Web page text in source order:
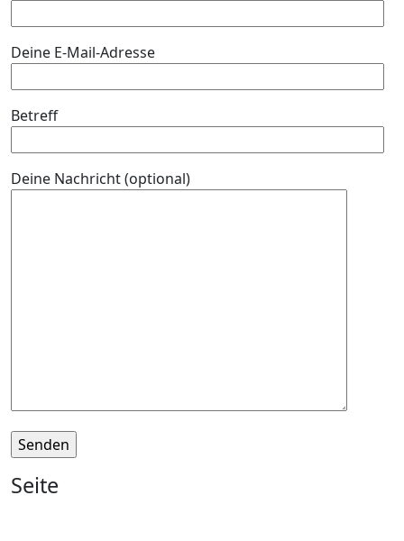
Deine E-Mail-Adresse
Betreff
Deine Nachricht (optional)
Seite